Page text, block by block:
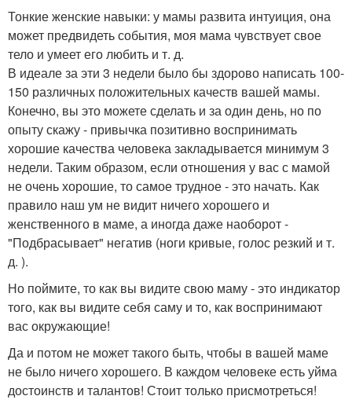
Тонкие женские навыки: у мамы развита интуиция, она
может предвидеть события, моя мама чувствует свое
тело и умеет его любить и т. д.
В идеале за эти 3 недели было бы здорово написать 100-
150 различных положительных качеств вашей мамы.
Конечно, вы это можете сделать и за один день, но по
опыту скажу - привычка позитивно воспринимать
хорошие качества человека закладывается минимум 3
недели. Таким образом, если отношения у вас с мамой
не очень хорошие, то самое трудное - это начать. Как
правило наш ум не видит ничего хорошего и
женственного в маме, а иногда даже наоборот -
"Подбрасывает" негатив (ноги кривые, голос резкий и т.
д. ).
Но поймите, то как вы видите свою маму - это индикатор
того, как вы видите себя саму и то, как воспринимают
вас окружающие!
Да и потом не может такого быть, чтобы в вашей маме
не было ничего хорошего. В каждом человеке есть уйма
достоинств и талантов! Стоит только присмотреться!